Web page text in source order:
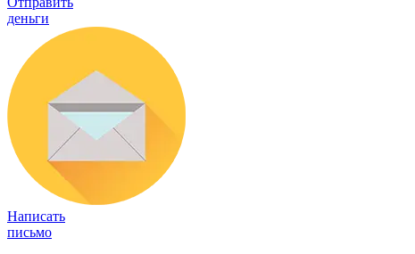
деньги
Написать
письмо